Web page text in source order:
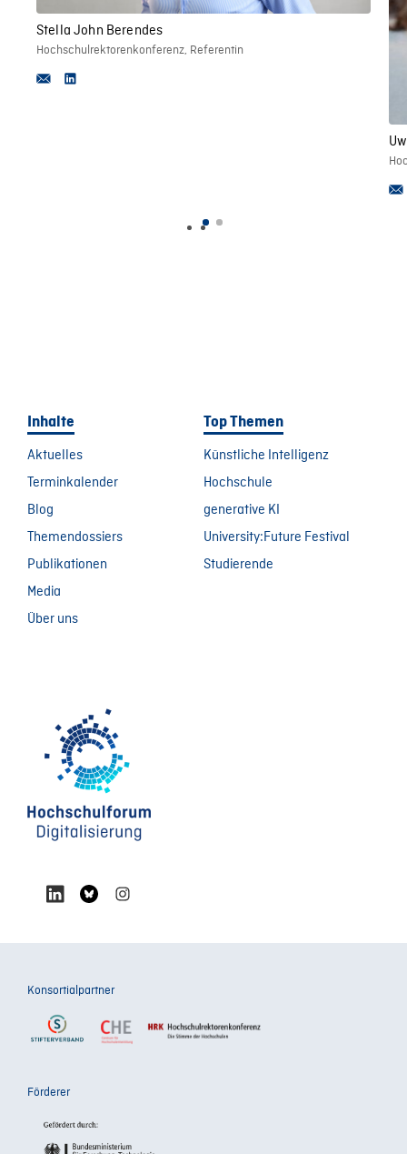
Stella John Berendes
Hochschulrektorenkonferenz, Referentin
Inhalte
Aktuelles
Terminkalender
Blog
Themendossiers
Publikationen
Media
Über uns
Top Themen
Künstliche Intelligenz
Hochschule
generative KI
University:Future Festival
Studierende
Konsortialpartner
Förderer